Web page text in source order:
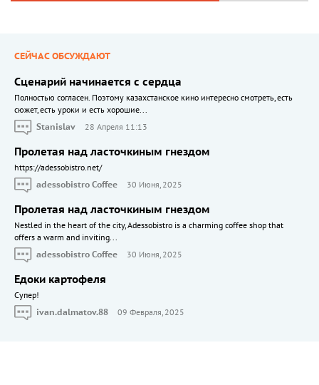
СЕЙЧАС ОБСУЖДАЮТ
Сценарий начинается с сердца
Полностью согласен. Поэтому казахстанское кино интересно смотреть, есть
сюжет, есть уроки и есть хорошие...
Stanislav
28 Апреля 11:13
Пролетая над ласточкиным гнездом
https://adessobistro.net/
adessobistro Coffee
30 Июня, 2025
Пролетая над ласточкиным гнездом
Nestled in the heart of the city, Adessobistro is a charming coffee shop that
offers a warm and inviting...
adessobistro Coffee
30 Июня, 2025
Едоки картофеля
Cупер!
ivan.dalmatov.88
09 Февраля, 2025